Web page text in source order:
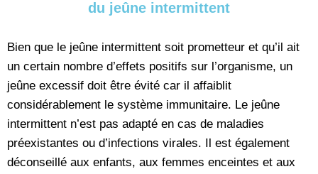
du jeûne intermittent
Bien que le jeûne intermittent soit prometteur et qu’il ait
un certain nombre d’effets positifs sur l’organisme, un
jeûne excessif doit être évité car il affaiblit
considérablement le système immunitaire. Le jeûne
intermittent n’est pas adapté en cas de maladies
préexistantes ou d’infections virales. Il est également
déconseillé aux enfants, aux femmes enceintes et aux